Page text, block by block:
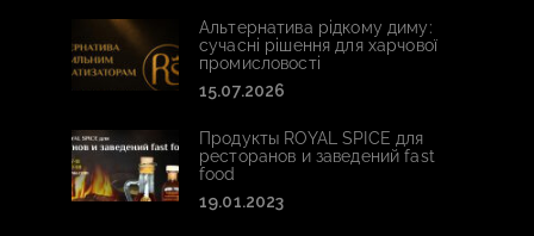
Альтернатива рідкому диму:
сучасні рішення для харчової
промисловості
15.07.2026
Продукты ROYAL SPICE для
ресторанов и заведений fast
food
19.01.2023